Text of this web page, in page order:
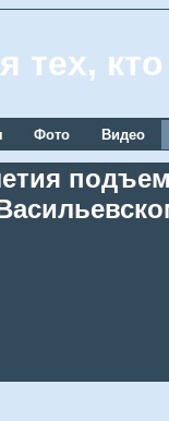
тех,
Фото Видео